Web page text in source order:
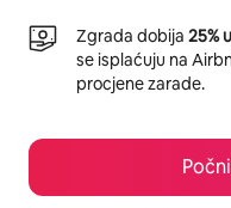
Zgrada dobija 25%
se isplaćuju na
procjene zarade.